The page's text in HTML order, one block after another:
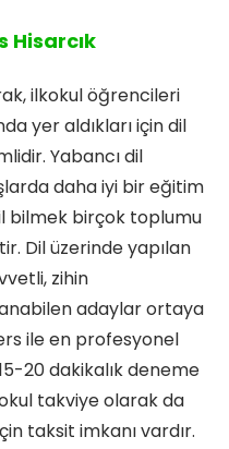
Hisarcık
ilkokul öğrencileri
yer aldıkları için dil
Yabancı dil
daha iyi bir eğitim
bilmek birçok toplumu
Dil üzerinde yapılan
zihin
adaylar ortaya
ile en profesyonel
20 dakikalık deneme
takviye olarak da
taksit imkanı vardır.